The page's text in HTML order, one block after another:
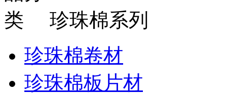
珍珠棉系列
珍珠棉卷材
珍珠棉板片材